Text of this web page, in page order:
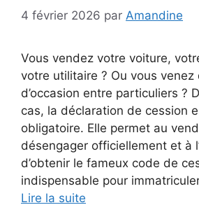
4 février 2026 par Amandine
Vous vendez votre voiture,
votre utilitaire ? Ou vous venez
d’occasion entre particuliers ?
cas, la déclaration de cession
obligatoire. Elle permet au
désengager officiellement et à
d’obtenir le fameux code de
indispensable pour
Lire la suite